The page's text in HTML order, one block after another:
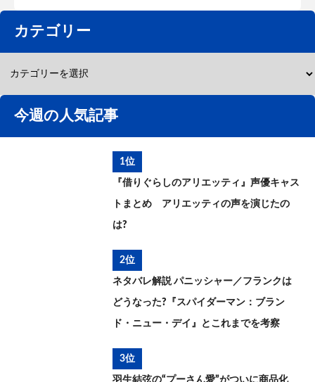
カテゴリー
今週の人気記事
1位
『借りぐらしのアリエッティ』声優キャス
トまとめ アリエッティの声を演じたの
は?
2位
ネタバレ解説 パニッシャー／フランクは
どうなった?『スパイダーマン：ブラン
ド・ニュー・デイ』とこれまでを考察
3位
羽生結弦の“プーさん愛”がついに商品化